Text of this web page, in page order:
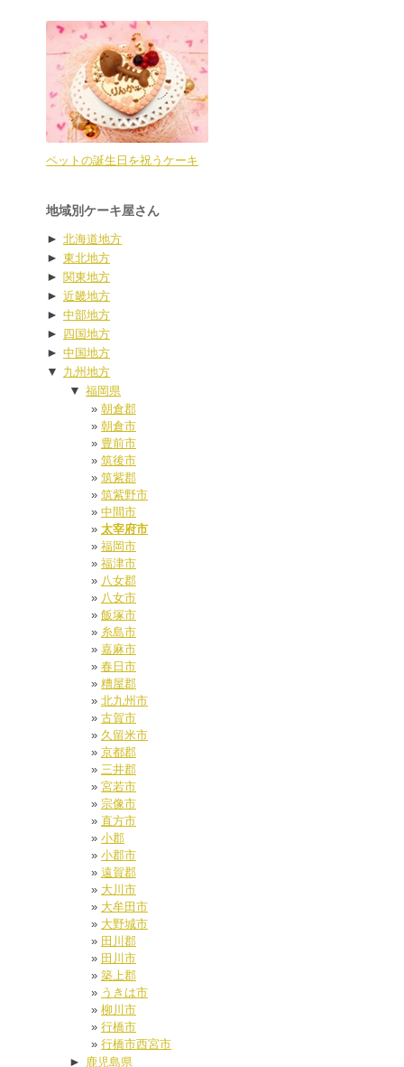
ペットの誕生日を祝うケーキ
地域別ケーキ屋さん
► 北海道地方
► 東北地方
► 関東地方
► 近畿地方
► 中部地方
► 四国地方
► 中国地方
▼ 九州地方
▼ 福岡県
朝倉郡
朝倉市
豊前市
筑後市
筑紫郡
筑紫野市
中間市
太宰府市
福岡市
福津市
八女郡
八女市
飯塚市
糸島市
嘉麻市
春日市
糟屋郡
北九州市
古賀市
久留米市
京都郡
三井郡
宮若市
宗像市
直方市
小郡
小郡市
遠賀郡
大川市
大牟田市
大野城市
田川郡
田川市
築上郡
うきは市
柳川市
行橋市
行橋市西宮市
► 鹿児島県